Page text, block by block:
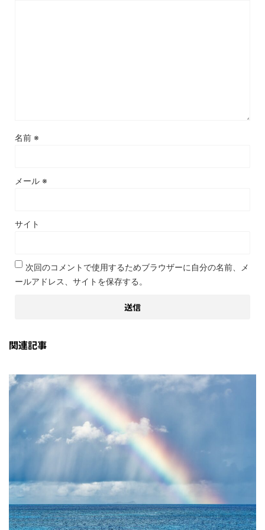
名前 ※
メール ※
サイト
次回のコメントで使用するためブラウザーに自分の名前、メ
ールアドレス、サイトを保存する。
関連記事